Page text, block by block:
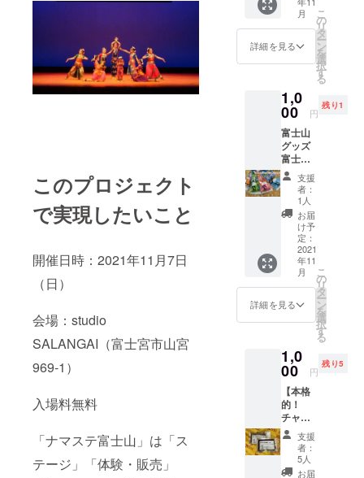
このプロジェクト
で実現したいこと
開催日時：2021年11月7日
（日）
会場：studio
SALANGAI（富士宮市山宮
969-1）
入場料無料
「ナマステ富士山」は「ス
テージ」「体験・販売」
しくお願い
いたしま
す！
ますの
で ご住
所・氏
名をお
2021年
11月末
までに
郵送に
てチ
ケット
を送付
いたし
ます。
https://
shubha
bihani-
curryna
n.com/
ジュエ
リー
サロ
ン ロ
EBTAイ
ビュー
ティー
セラピ
スト協
会 上
級セラ
ピス
ト
TAMAK
Iによる
施術に
なりま
す。
220のツ
ボが存
在する
といわ
を利用
して体
調を整
えた
り、お
顔のリ
フト
アップ
をした
りしま
り、お
すすめ
の富士
山グッ
ズをお
届けし
富”士か
える
（ぶじ
かえ
る）マ
スコッ
ト １
点 富”士
（無
事）に
かえる
（帰
る）願
いをか
けたお
守りマ
スコッ
ります♪
み
https://
omotef
uji.com/
月
詳細を見る
こ
の
リ
タ
ー
ン
を
選
択
す
る
1,0
00 円
残り1
富士山
グッズ
富士市
吉原商
店街の
富士山
専門店
「東海
道表富
士」よ
り、お
すすめ
の富士
山グッ
ズをお
届けし
不二さ
んケー
タイク
リー
ナー
１点 二
つとな
い山と
いう意
味で
支援
者：
1人
お届
け予
定：
2021
年11
月
詳細を見る
こ
の
リ
タ
ー
ン
を
選
択
す
る
1,0
00 円
残り5
【本格
的！
チャイ
の茶葉
セッ
ト】 お
家で気
支援
者：
5人
お届